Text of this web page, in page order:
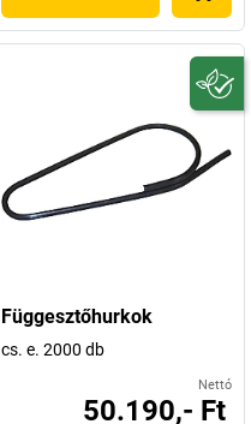
Függesztőhurkok
cs. e. 2000 db
Nettó
50.190,- Ft